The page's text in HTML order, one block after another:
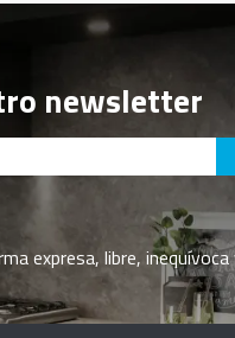
newsletter
expresa, libre,